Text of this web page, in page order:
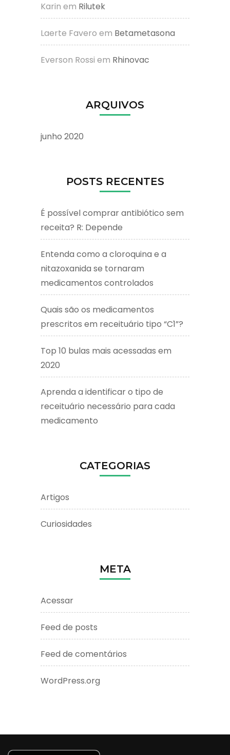
Karin em Rilutek
Laerte Favero em Betametasona
Everson Rossi em Rhinovac
ARQUIVOS
junho 2020
POSTS RECENTES
É possível comprar antibiótico sem
receita? R: Depende
Entenda como a cloroquina e a
nitazoxanida se tornaram
medicamentos controlados
Quais são os medicamentos
prescritos em receituário tipo “C1”?
Top 10 bulas mais acessadas em
2020
Aprenda a identificar o tipo de
receituário necessário para cada
medicamento
CATEGORIAS
Artigos
Curiosidades
META
Acessar
Feed de posts
Feed de comentários
WordPress.org